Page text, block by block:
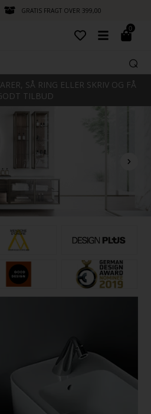
GRATIS FRAGT OVER 399,00
0
SÅ RING ELLER SKRIV OG FÅ
TILBUD